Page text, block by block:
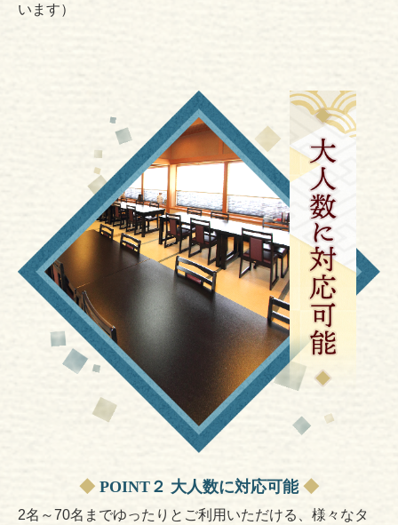
います）
◆ POINT２ 大人数に対応可能◆
2名～70名までゆったりとご利用いただける、様々なタ